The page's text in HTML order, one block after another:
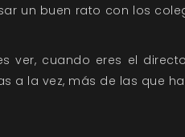
un buen rato con los
ver, cuando eres el
a la vez, más de las que